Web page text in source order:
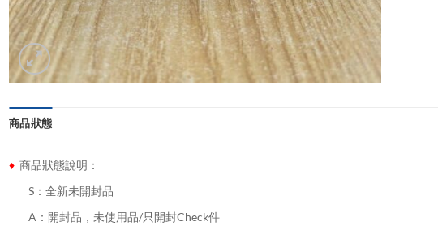
商品狀態
♦ 商品狀態說明：
S：全新未開封品
A：開封品，未使用品/只開封Check件